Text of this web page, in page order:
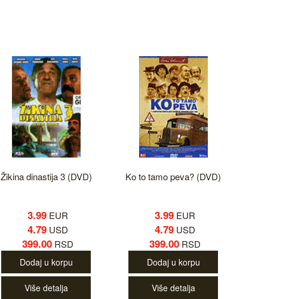
Žikina dinastija 3 (DVD)
3.99EUR
4.79USD
399.00RSD
Dodaj u korpu
Više detalja
Ko to tamo peva? (DVD)
3.99EUR
4.79USD
399.00RSD
Dodaj u korpu
Više detalja